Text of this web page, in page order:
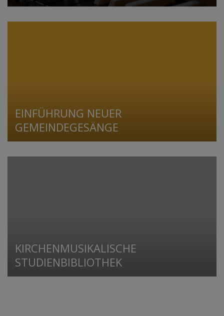
EINFÜHRUNG NEUER
GEMEINDEGESÄNGE
KIRCHENMUSIKALISCHE
STUDIENBIBLIOTHEK